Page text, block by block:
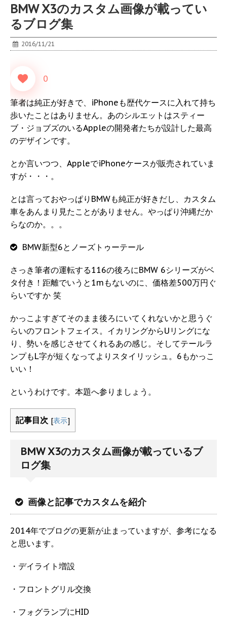
BMW X3のカスタム画像が載ってい
るブログ集
2016/11/21
0
筆者は純正が好きで、iPhoneも歴代ケースに入れて持ち
歩いたことはありません。あのシルエットはスティー
ブ・ジョブズのいるAppleの開発者たちが設計した最高
のデザインです。
とか言いつつ、AppleでiPhoneケースが販売されていま
すが・・・。
とは言っておやっぱりBMWも純正が好きだし、カスタム
車をあんまり見たことがありません。やっぱり沖縄だか
らなのか。。。
BMW新型6とノーズトゥーテール
さっき筆者の運転する116の後ろにBMW 6シリーズがベ
タ付き！距離でいうと1mもないのに、価格差500万円ぐ
らいですか 笑
かっこよすぎてそのまま後ろにいてくれないかと思うぐ
らいのフロントフェイス。イカリングからUリングにな
り、勢いを感じさせてくれるあの感じ。そしてテールラ
ンプもL字が短くなってよりスタイリッシュ。6もかっこ
いい！
というわけです。本題へ参りましょう。
記事目次 [表示]
BMW X3のカスタム画像が載っているブ
ログ集
画像と記事でカスタムを紹介
2014年でブログの更新が止まっていますが、参考になる
と思います。
・デイライト増設
・フロントグリル交換
・フォグランプにHID